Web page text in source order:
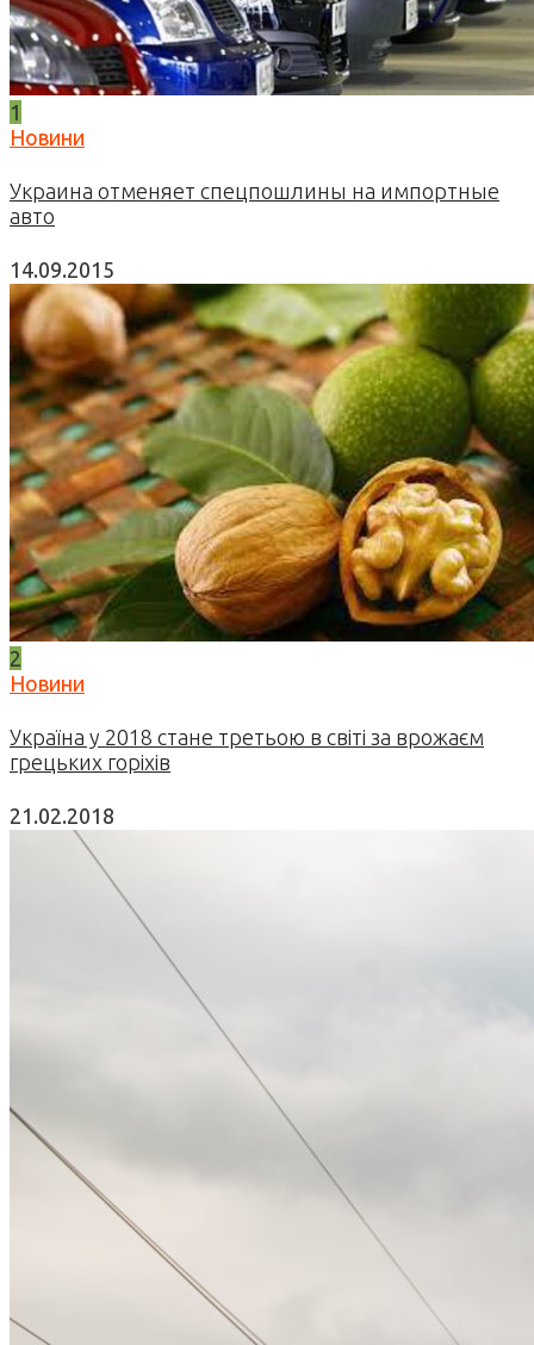
1
Новини
Украина отменяет спецпошлины на импортные
авто
14.09.2015
2
Новини
Україна у 2018 стане третьою в світі за врожаєм
грецьких горіхів
21.02.2018